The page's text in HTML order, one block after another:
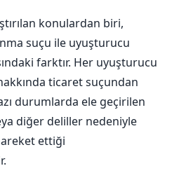
konulardan biri,
suçu ile uyuşturucu
farktır. Her uyuşturucu
ticaret suçundan
durumlarda ele geçirilen
diğer deliller nedeniyle
ettiği